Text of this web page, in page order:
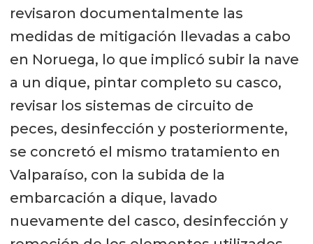
revisaron documentalmente las
medidas de mitigación llevadas a cabo
en Noruega, lo que implicó subir la nave
a un dique, pintar completo su casco,
revisar los sistemas de circuito de
peces, desinfección y posteriormente,
se concretó el mismo tratamiento en
Valparaíso, con la subida de la
embarcación a dique, lavado
nuevamente del casco, desinfección y